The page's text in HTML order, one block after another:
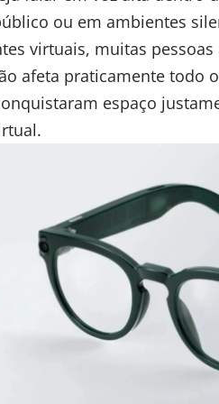
ou em ambientes
virtuais, muitas
afeta praticamente
espaço